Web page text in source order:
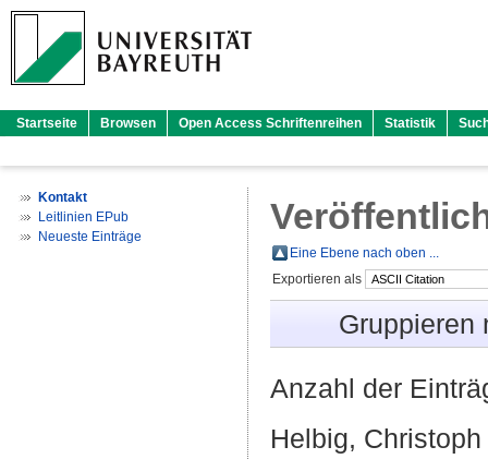
Startseite Browsen Open Access Schriftenreihen Statistik
Kontakt
Leitlinien EPub
Neueste Einträge
Eine Ebene nach oben ...
Exportieren als
Anzahl der
Helbig, Christoph